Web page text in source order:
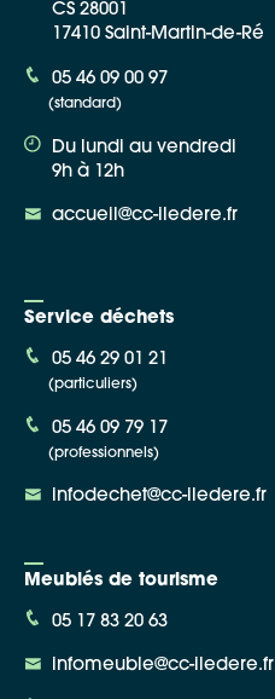
CS 28001
17410 Saint-Martin-de-Ré
05 46 09 00 97
(standard)
Du lundi au vendredi
9h à 12h
accueil@cc-iledere.fr
Service déchets
05 46 29 01 21
(particuliers)
05 46 09 79 17
(professionnels)
infodechet@cc-iledere.fr
Meublés de tourisme
05 17 83 20 63
infomeuble@cc-iledere.fr